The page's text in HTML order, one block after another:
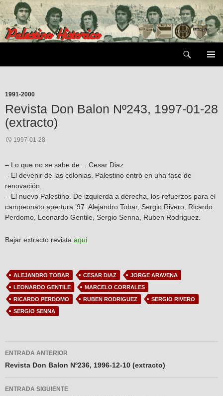
Saltar
al
contenido
1991-2000
Revista Don Balon Nº243, 1997-01-28
(extracto)
1997-01-28
– Lo que no se sabe de… Cesar Diaz
– El devenir de las colonias. Palestino entró en una fase de
renovación.
– El nuevo Palestino. De izquierda a derecha, los refuerzos para el
campeonato apertura ’97: Alejandro Tobar, Sergio Rivero, Ricardo
Perdomo, Leonardo Gentile, Sergio Senna, Ruben Rodriguez.
Bajar extracto revista aqui
ALEJANDRO TOBAR CESAR DIAZ
JORGE ARAVENA
LEONARDO GENTILE
MARCELO CORRALES
RICARDO PERDOMO
RUBEN RODRIGUEZ
SERGIO RIVERO
SERGIO SENNA
Navegador
de
entradas
ENTRADA ANTERIOR
Revista Don Balon Nº236, 1996-12-10 (extracto)
ENTRADA SIGUIENTE